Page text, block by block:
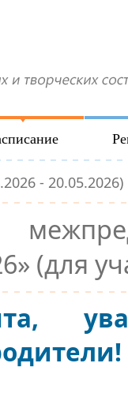
- 20.05.2026)
(для